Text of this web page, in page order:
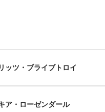
ッツ・ブライブトロイ
ア・ローゼンダール